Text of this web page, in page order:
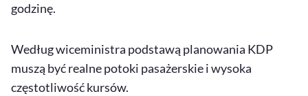
godzinę.
Według wiceministra podstawą planowania KDP
muszą być realne potoki pasażerskie i wysoka
częstotliwość kursów.